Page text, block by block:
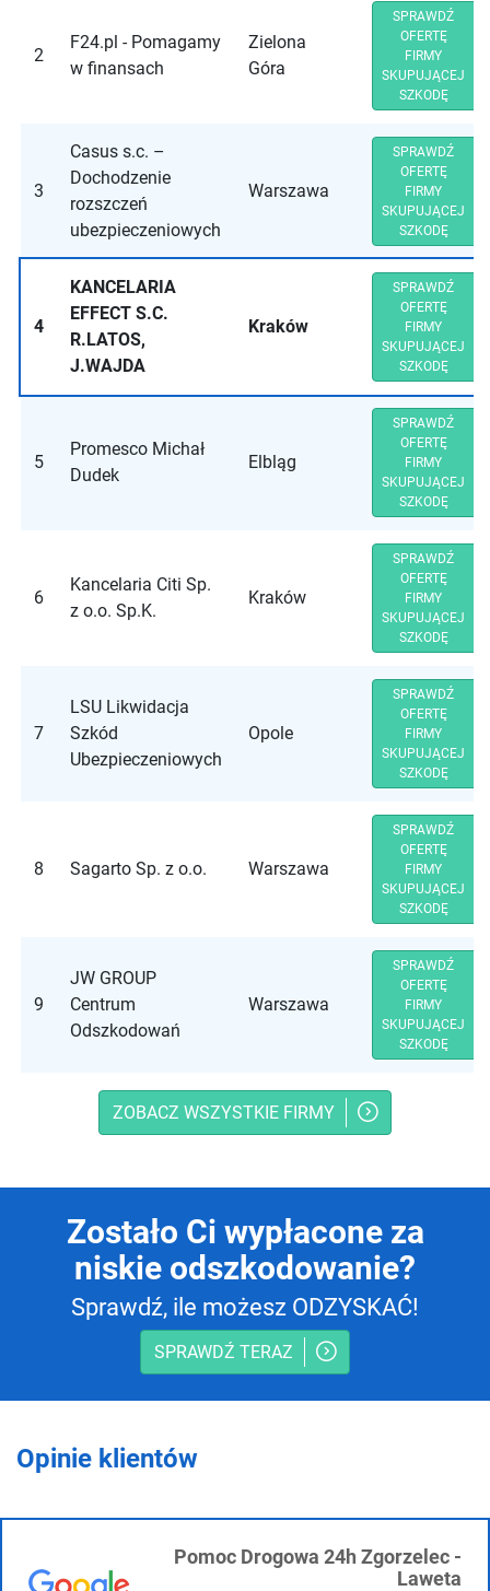
2
F24.pl - Pomagamy
w finansach
Zielona
Góra
SPRAWDŹ
OFERTĘ
FIRMY
SKUPUJĄCEJ
SZKODĘ
3
Casus s.c. –
Dochodzenie
rozszczeń
ubezpieczeniowych
Warszawa
SPRAWDŹ
OFERTĘ
FIRMY
SKUPUJĄCEJ
SZKODĘ
4
KANCELARIA
EFFECT S.C.
R.LATOS,
J.WAJDA
Kraków
SPRAWDŹ
OFERTĘ
FIRMY
SKUPUJĄCEJ
SZKODĘ
5
Promesco Michał
Dudek
Elbląg
SPRAWDŹ
OFERTĘ
FIRMY
SKUPUJĄCEJ
SZKODĘ
6
Kancelaria Citi Sp.
z o.o. Sp.K.
Kraków
SPRAWDŹ
OFERTĘ
FIRMY
SKUPUJĄCEJ
SZKODĘ
7
LSU Likwidacja
Szkód
Ubezpieczeniowych
Opole
SPRAWDŹ
OFERTĘ
FIRMY
SKUPUJĄCEJ
SZKODĘ
8 Sagarto Sp. z o.o. Warszawa
SPRAWDŹ
OFERTĘ
FIRMY
SKUPUJĄCEJ
SZKODĘ
9
JW GROUP
Centrum
Odszkodowań
Warszawa
SPRAWDŹ
OFERTĘ
FIRMY
SKUPUJĄCEJ
SZKODĘ
ZOBACZ WSZYSTKIE FIRMY
Zostało Ci wypłacone za
niskie odszkodowanie?
Sprawdź, ile możesz ODZYSKAĆ!
SPRAWDŹ TERAZ
Opinie klientów
Pomoc Drogowa 24h Zgorzelec -
Laweta